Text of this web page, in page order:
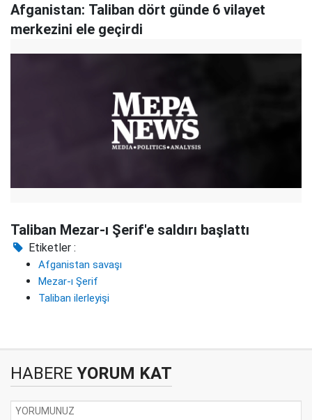
Afganistan: Taliban dört günde 6 vilayet
merkezini ele geçirdi
Taliban Mezar-ı Şerif'e saldırı başlattı
Etiketler :
Afganistan savaşı
Mezar-ı Şerif
Taliban ilerleyişi
HABERE YORUM KAT